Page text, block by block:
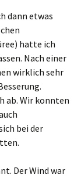
dann etwas
hatte ich
Nach einer
wirklich sehr
ab. Wir konnten
bei der
Der Wind war